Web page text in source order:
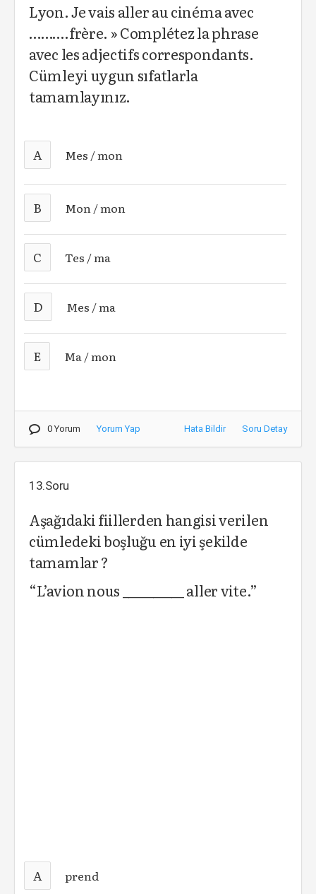
Lyon. Je vais aller au cinéma avec
……….frère. » Complétez la phrase
avec les adjectifs correspondants.
Cümleyi uygun sıfatlarla
tamamlayınız.
A Mes / mon
B Mon / mon
C Tes / ma
D Mes / ma
E Ma / mon
0 Yorum Yorum Yap Hata Bildir Soru Detay
13.Soru
Aşağıdaki fiillerden hangisi verilen
cümledeki boşluğu en iyi şekilde
tamamlar ?
“L’avion nous __________ aller vite.”
A prend